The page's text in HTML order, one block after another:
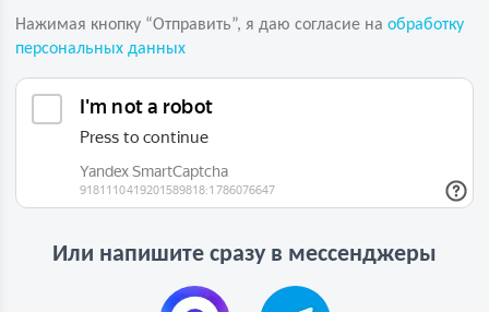
Нажимая кнопку “Отправить”, я даю согласие на обработку
персональных данных
Или напишите сразу в мессенджеры